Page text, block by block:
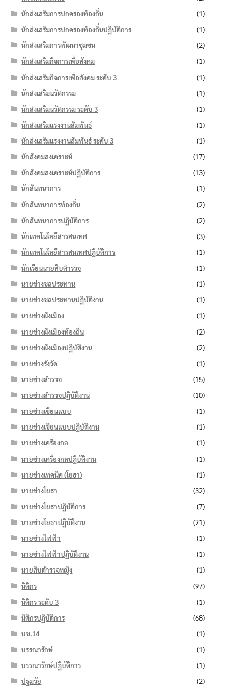
นักส่งเสริมการปกครองท้องถิ่น
(1)
นักส่งเสริมการปกครองท้องถิ่นปฏิบัติการ
(1)
นักส่งเสริมการพัฒนาชุมชน
(2)
นักส่งเสริมกิจการเพื่อสังคม
(1)
นักส่งเสริมกิจการเพื่อสังคม ระดับ 3
(1)
นักส่งเสริมนวัตกรรม
(1)
นักส่งเสริมนวัตกรรม ระดับ 3
(1)
นักส่งเสริมแรงงานสัมพันธ์
(1)
นักส่งเสริมแรงงานสัมพันธ์ ระดับ 3
(1)
นักสังคมสงเคราะห์
(17)
นักสังคมสงเคราะห์ปฏิบัติการ
(13)
นักสันทนาการ
(1)
นักสันทนาการท้องถิ่น
(2)
นักสันทนาการปฏิบัติการ
(2)
นักเทคโนโลยีสารสนเทศ
(3)
นักเทคโนโลยีสารสนเทศปฏิบัติการ
(1)
นักเรียนนายสิบตำรวจ
(1)
นายช่างชลประทาน
(1)
นายช่างชลประทานปฏิบัติงาน
(1)
นายช่างผังเมือง
(1)
นายช่างผังเมืองท้องถิ่น
(2)
นายช่างผังเมืองปฏิบัติงาน
(2)
นายช่างรังวัด
(1)
นายช่างสำรวจ
(15)
นายช่างสำรวจปฏิบัติงาน
(10)
นายช่างเขียนแบบ
(1)
นายช่างเขียนแบบปฏิบัติงาน
(1)
นายช่างเครื่องกล
(1)
นายช่างเครื่องกลปฏิบัติงาน
(1)
นายช่างเทคนิค (โยธา)
(1)
นายช่างโยธา
(32)
นายช่างโยธาปฏิบัติการ
(7)
นายช่างโยธาปฏิบัติงาน
(21)
นายช่างไฟฟ้า
(1)
นายช่างไฟฟ้าปฏิบัติงาน
(1)
นายสิบตำรวจหญิง
(1)
นิติกร
(97)
นิติกร ระดับ 3
(1)
นิติกรปฏิบัติการ
(68)
บช.14
(1)
บรรณารักษ์
(1)
บรรณารักษ์ปฏิบัติการ
(1)
ปฐมวัย
(2)